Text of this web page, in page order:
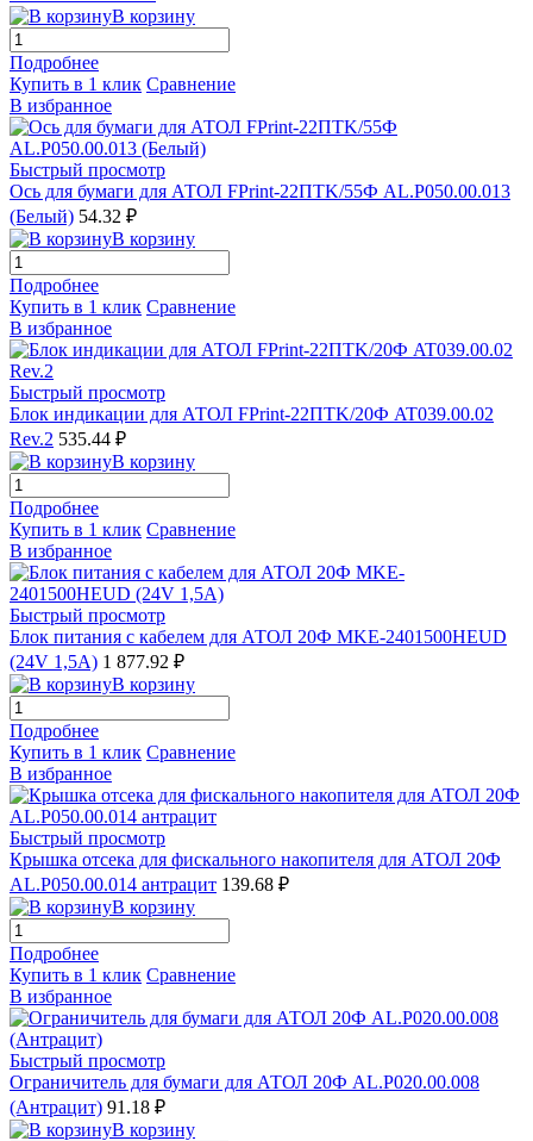
В корзину
Подробнее
Купить в 1 клик Сравнение
В избранное
Быстрый просмотр
Ось для бумаги для АТОЛ FPrint-22ПТK/55Ф AL.P050.00.013
(Белый) 54.32 ₽
В корзину
Подробнее
Купить в 1 клик Сравнение
В избранное
Быстрый просмотр
Блок индикации для АТОЛ FPrint-22ПТK/20Ф AT039.00.02
Rev.2 535.44 ₽
В корзину
Подробнее
Купить в 1 клик Сравнение
В избранное
Быстрый просмотр
Блок питания с кабелем для АТОЛ 20Ф MKE-2401500HEUD
(24V 1,5A) 1 877.92 ₽
В корзину
Подробнее
Купить в 1 клик Сравнение
В избранное
Быстрый просмотр
Крышка отсека для фискального накопителя для АТОЛ 20Ф
AL.P050.00.014 антрацит 139.68 ₽
В корзину
Подробнее
Купить в 1 клик Сравнение
В избранное
Быстрый просмотр
Ограничитель для бумаги для АТОЛ 20Ф AL.P020.00.008
(Антрацит) 91.18 ₽
В корзину